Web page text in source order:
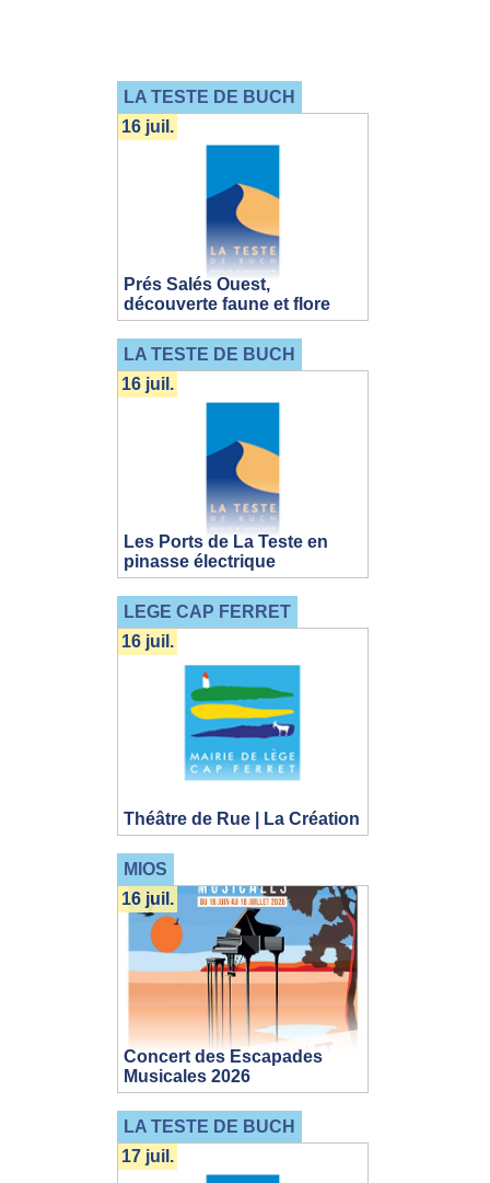
LA TESTE DE BUCH
Prés Salés Ouest,
découverte faune et flore
16 juil.
LA TESTE DE BUCH
Les Ports de La Teste en
pinasse électrique
16 juil.
LEGE CAP FERRET
Théâtre de Rue | La Création
16 juil.
MIOS
Concert des Escapades
Musicales 2026
16 juil.
LA TESTE DE BUCH
17 juil.